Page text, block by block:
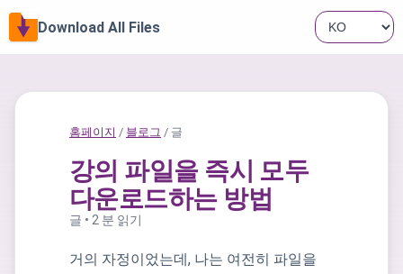
Download All Files
홈페이지 / 블로그 / 글
강의 파일을 즉시 모두
다운로드하는 방법
글 • 2 분 읽기
거의 자정이었는데, 나는 여전히 파일을